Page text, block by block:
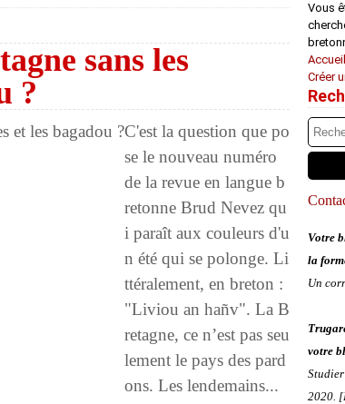
sans les
?
C'est la question que po
se le nouveau numéro
de la revue en langue b
retonne Brud Nevez qu
i paraît aux couleurs d'u
n été qui se polonge. Li
ttéralement, en breton :
"Liviou an hañv". La B
retagne, ce n’est pas seu
lement le pays des pard
ons. Les lendemains...
Vous
Créer
Votre
la
Un
votre
2020.